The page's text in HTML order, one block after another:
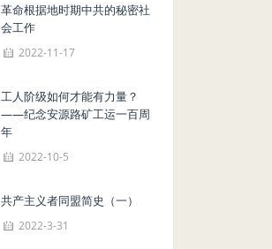
革命根据地时期中共的秘密社
会工作
2022-11-17
工人阶级如何才能有力量？
——纪念安源路矿工运一百周
年
2022-10-5
共产主义者同盟简史（一）
2022-3-31